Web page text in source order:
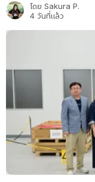
โดย Sakura P.
4 วันที่แล้ว